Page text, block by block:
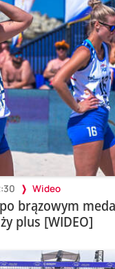
Wideo
brązowym
plus [WIDEO]